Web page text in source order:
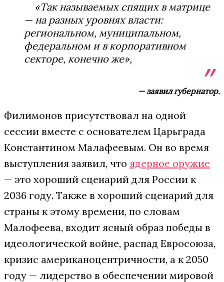
«Так называемых спящих в матрице
— на разных уровнях власти:
региональном, муниципальном,
федеральном и в корпоративном
секторе, конечно же»,
— заявил губернатор.
Филимонов присутствовал на одной
сессии вместе с основателем Царьграда
Константином Малафеевым. Он во время
выступления заявил, что ядерное оружие
— это хороший сценарий для России к
2036 году. Также в хороший сценарий для
страны к этому времени, по словам
Малофеева, входит ясный образ победы в
идеологической войне, распад Евросоюза,
кризис американоцентричности, а к 2050
году — лидерство в обеспечении мировой